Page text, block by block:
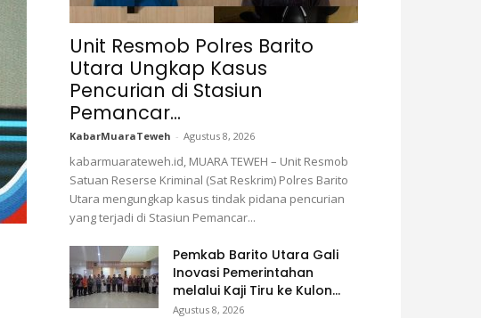
Unit Resmob Polres Barito
Utara Ungkap Kasus
Pencurian di Stasiun
Pemancar...
KabarMuaraTeweh - Agustus 8, 2026
kabarmuarateweh.id, MUARA TEWEH – Unit Resmob
Satuan Reserse Kriminal (Sat Reskrim) Polres Barito
Utara mengungkap kasus tindak pidana pencurian
yang terjadi di Stasiun Pemancar...
Pemkab Barito Utara Gali
Inovasi Pemerintahan
melalui Kaji Tiru ke Kulon...
Agustus 8, 2026